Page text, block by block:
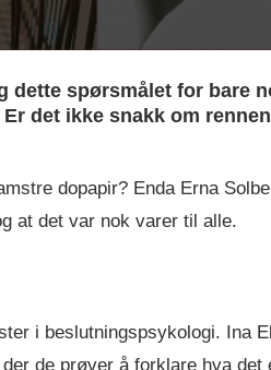
dette spørsmålet for bare
det ikke snakk om
dopapir? Enda Erna
at det var nok varer til alle.
i beslutningspsykologi. Ina
der de prøver å forklare hva det